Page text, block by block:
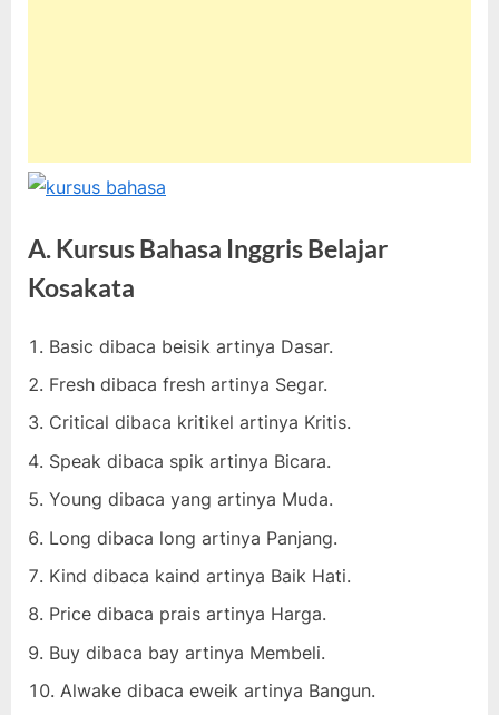
A. Kursus Bahasa Inggris Belajar
Kosakata
Basic dibaca beisik artinya Dasar.
Fresh dibaca fresh artinya Segar.
Critical dibaca kritikel artinya Kritis.
Speak dibaca spik artinya Bicara.
Young dibaca yang artinya Muda.
Long dibaca long artinya Panjang.
Kind dibaca kaind artinya Baik Hati.
Price dibaca prais artinya Harga.
Buy dibaca bay artinya Membeli.
Alwake dibaca eweik artinya Bangun.